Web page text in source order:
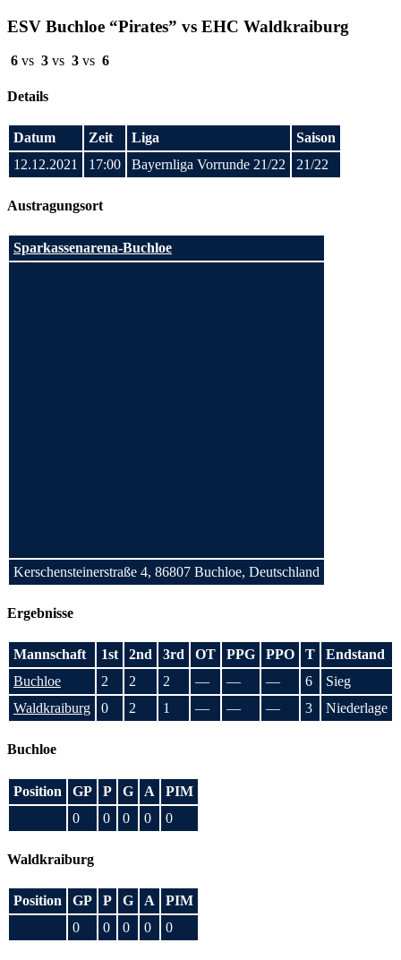
ESV Buchloe “Pirates” vs EHC Waldkraiburg
6 vs 3 vs 3 vs 6
Details
Datum Zeit Liga
Saison
12.12.2021
17:00 Bayernliga Vorrunde 21/22 21/22
Austragungsort
Sparkassenarena-Buchloe
Kerschensteinerstraße 4, 86807 Buchloe, Deutschland
Ergebnisse
Mannschaft 1st 2nd 3rd OT PPG PPO T
Endstand
Buchloe
2 2 2 — — — 6
Sieg
Waldkraiburg
0 2 1 — — — 3 Niederlage
Buchloe
Position GP P G A
PIM
0
0 0 0 0
Waldkraiburg
Position GP P G A
PIM
0
0 0 0 0